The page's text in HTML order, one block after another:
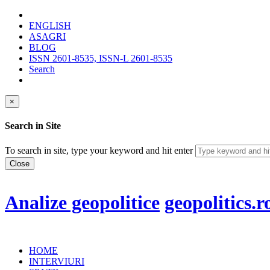
ENGLISH
ASAGRI
BLOG
ISSN 2601-8535, ISSN-L 2601-8535
Search
×
Search in Site
To search in site, type your keyword and hit enter
Close
Analize geopolitice
HOME
INTERVIURI